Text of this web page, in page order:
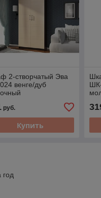
2-створчатый Эва
венге/дуб
руб.
Купить
год